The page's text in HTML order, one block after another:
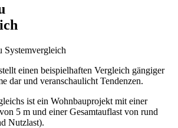
Systemvergleich
einen beispielhaften Vergleich gängiger
dar und veranschaulicht Tendenzen.
ist ein Wohnbauprojekt mit einer
5 m und einer Gesamtauflast von rund
Nutzlast).